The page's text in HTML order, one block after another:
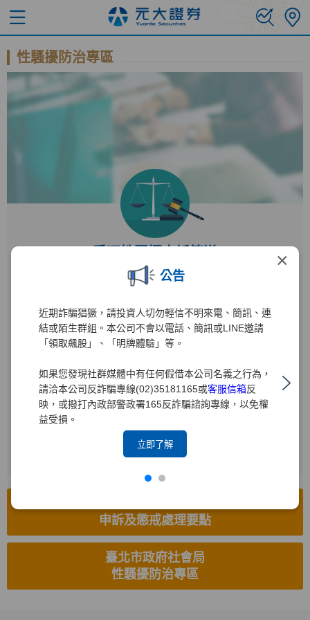
×
公告
近期詐騙猖獗，請投資人切勿輕信不明來電、簡訊、連
結或陌生群組。本公司不會以電話、簡訊或LINE邀請
「領取飆股」、「明牌體驗」等。
如果您發現社群媒體中有任何假借本公司名義之行為，
請洽本公司反詐騙專線(02)35181165或客服信箱反
映，或撥打內政部警政署165反詐騙諮詢專線，以免權
益受損。
立即了解
性騷擾防治專區
受理單位
受理電話
(02)2719-1715
電子信箱
hr8585.brk@yuanta.com
(02)2514-8626
申訴及懲戒處理要點
臺北市政府社會局
性騷擾防治專區